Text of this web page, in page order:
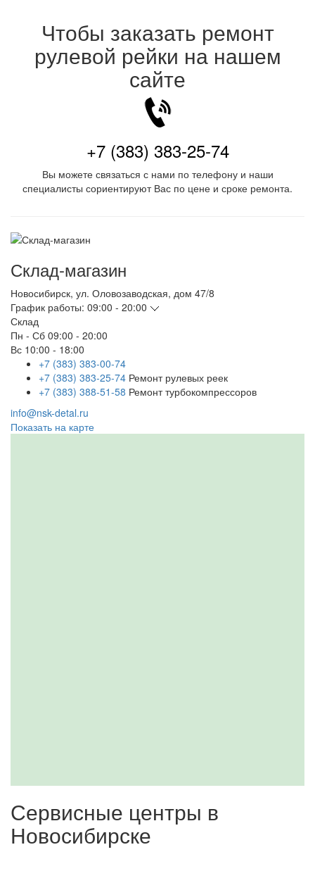
Чтобы заказать ремонт
рулевой рейки на нашем
сайте
+7 (383) 383-25-74
Вы можете связаться с нами по телефону и наши
специалисты сориентируют Вас по цене и сроке ремонта.
Склад-магазин
Новосибирск, ул. Оловозаводская, дом 47/8
График работы: 09:00 - 20:00
Склад
Пн - Сб 09:00 - 20:00
Вс 10:00 - 18:00
+7 (383) 383-00-74
+7 (383) 383-25-74 Ремонт рулевых реек
+7 (383) 388-51-58 Ремонт турбокомпрессоров
info@nsk-detal.ru
Показать на карте
Сервисные центры в
Новосибирске